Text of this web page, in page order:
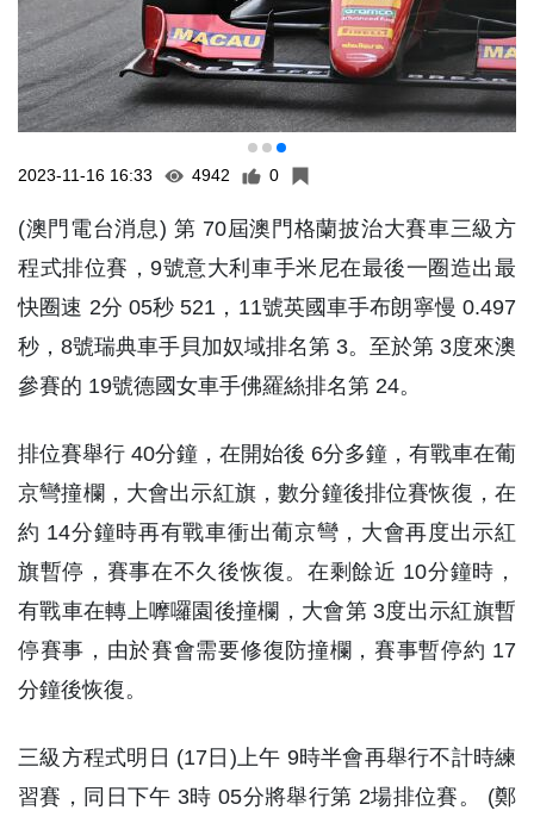
2023-11-16 16:33 4942 0
(澳門電台消息) 第 70屆澳門格蘭披治大賽車三級方
程式排位賽，9號意大利車手米尼在最後一圈造出最
快圈速 2分 05秒 521，11號英國車手布朗寧慢 0.497
秒，8號瑞典車手貝加奴域排名第 3。至於第 3度來澳
參賽的 19號德國女車手佛羅絲排名第 24。
排位賽舉行 40分鐘，在開始後 6分多鐘，有戰車在葡
京彎撞欄，大會出示紅旗，數分鐘後排位賽恢復，在
約 14分鐘時再有戰車衝出葡京彎，大會再度出示紅
旗暫停，賽事在不久後恢復。在剩餘近 10分鐘時，
有戰車在轉上嚤囉園後撞欄，大會第 3度出示紅旗暫
停賽事，由於賽會需要修復防撞欄，賽事暫停約 17
分鐘後恢復。
三級方程式明日 (17日)上午 9時半會再舉行不計時練
習賽，同日下午 3時 05分將舉行第 2場排位賽。 (鄭